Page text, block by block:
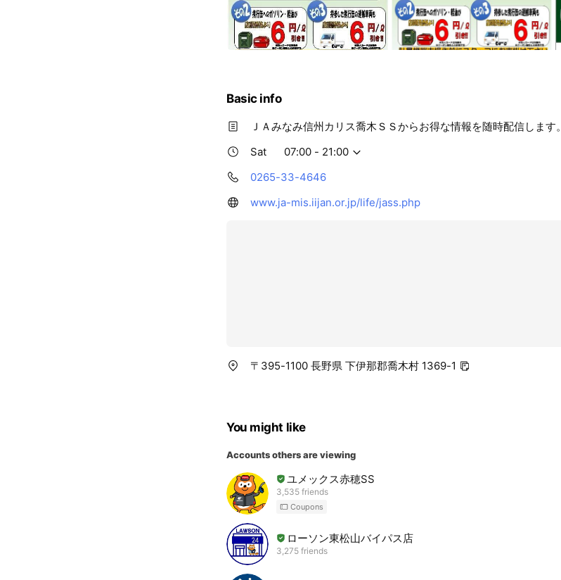
Basic info
ＪＡみなみ信州カリス喬木ＳＳからお得な情報を随時配信します。
Sat
07:00 - 21:00
0265-33-4646
www.ja-mis.iijan.or.jp/life/jass.php
〒395-1100 長野県 下伊那郡喬木村 1369-1
You might like
Accounts others are viewing
ユメックス赤穂SS
3,535 friends
Coupons
ローソン東松山バイパス店
3,275 friends